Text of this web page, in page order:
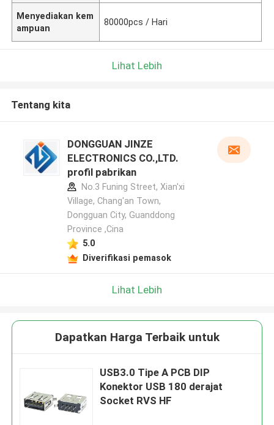
Menyediakan kem
ampuan
80000pcs / Hari
Lihat Lebih
Tentang kita
DONGGUAN JINZE
ELECTRONICS CO.,LTD.
profil pabrikan
No.3 Funing Street, Xian'xi
Village, Chang'an Town,
Dongguan City, Guanddong
Province ,Cina
5.0
Diverifikasi pemasok
Lihat Lebih
Dapatkan Harga Terbaik untuk
USB3.0 Tipe A PCB DIP
Konektor USB 180 derajat
Socket RVS HF